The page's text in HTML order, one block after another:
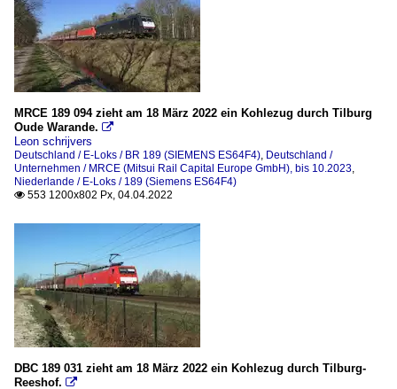
MRCE 189 094 zieht am 18 März 2022 ein Kohlezug durch Tilburg
Oude Warande. 
Leon schrijvers
Deutschland / E-Loks / BR 189 (SIEMENS ES64F4), Deutschland /
Unternehmen / MRCE (Mitsui Rail Capital Europe GmbH), bis 10.2023,
Niederlande / E-Loks / 189 (Siemens ES64F4)
 553 1200x802 Px, 04.04.2022
DBC 189 031 zieht am 18 März 2022 ein Kohlezug durch Tilburg-
Reeshof. 